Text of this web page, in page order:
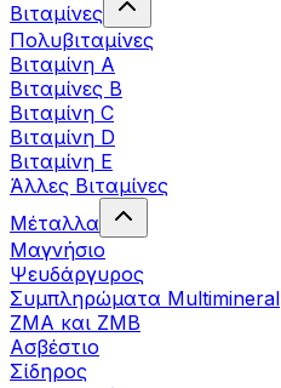
Βιταμίνες
Πολυβιταμίνες
Βιταμίνη Α
Βιταμίνες Β
Βιταμίνη C
Βιταμίνη D
Βιταμίνη Ε
Άλλες Βιταμίνες
Μέταλλα
Μαγνήσιο
Ψευδάργυρος
Συμπληρώματα Multimineral
ZMA και ZMB
Ασβέστιο
Σίδηρος